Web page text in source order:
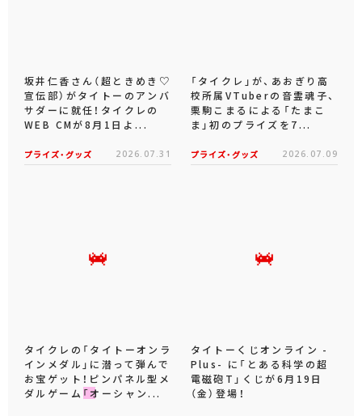
坂井仁香さん（超ときめき♡
宣伝部）がタイトーのアンバ
サダーに就任！タイクレの
WEB CMが8月1日よ...
プライズ・グッズ 2026.07.31
「タイクレ」が、あおぎり高
校所属VTuberの音霊魂子、
栗駒こまるによる「たまこ
ま」初のプライズを7...
プライズ・グッズ 2026.07.09
タイクレの「タイトーオンラ
インメダル」に潜って弾んで
お宝ゲット！ピンパネル型メ
ダルゲーム「オーシャン...
タイトーくじオンライン -
Plus- に「とある科学の超
電磁砲T」くじが6月19日
（金）登場！